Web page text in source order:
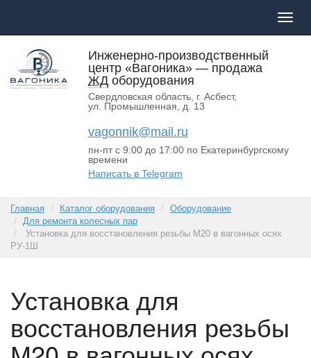
меню
Инженерно-производственный
центр «Вагоника» — продажа
ЖД оборудования
Свердловская область, г. Асбест,
ул. Промышленная, д. 13
vagonnik@mail.ru
пн-пт с 9:00 до 17:00 по Екатеринбургскому
времени
Написать в Telegram
Главная Каталог оборудования
Оборудование
Для ремонта колесных пар
Установка для восстановления резьбы М20 в вагонных осях
РУ-1Ш
Установка для
восстановления резьбы